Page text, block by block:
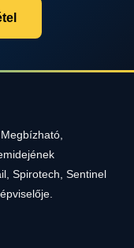
Spirotech, Sentinel